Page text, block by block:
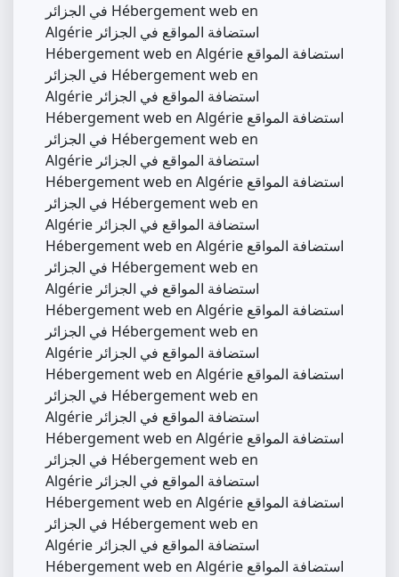
في الجزائر Hébergement web en
Algérie استضافة المواقع في الجزائر
Hébergement web en Algérie استضافة المواقع
في الجزائر Hébergement web en
Algérie استضافة المواقع في الجزائر
Hébergement web en Algérie استضافة المواقع
في الجزائر Hébergement web en
Algérie استضافة المواقع في الجزائر
Hébergement web en Algérie استضافة المواقع
في الجزائر Hébergement web en
Algérie استضافة المواقع في الجزائر
Hébergement web en Algérie استضافة المواقع
في الجزائر Hébergement web en
Algérie استضافة المواقع في الجزائر
Hébergement web en Algérie استضافة المواقع
في الجزائر Hébergement web en
Algérie استضافة المواقع في الجزائر
Hébergement web en Algérie استضافة المواقع
في الجزائر Hébergement web en
Algérie استضافة المواقع في الجزائر
Hébergement web en Algérie استضافة المواقع
في الجزائر Hébergement web en
Algérie استضافة المواقع في الجزائر
Hébergement web en Algérie استضافة المواقع
في الجزائر Hébergement web en
Algérie استضافة المواقع في الجزائر
Hébergement web en Algérie استضافة المواقع